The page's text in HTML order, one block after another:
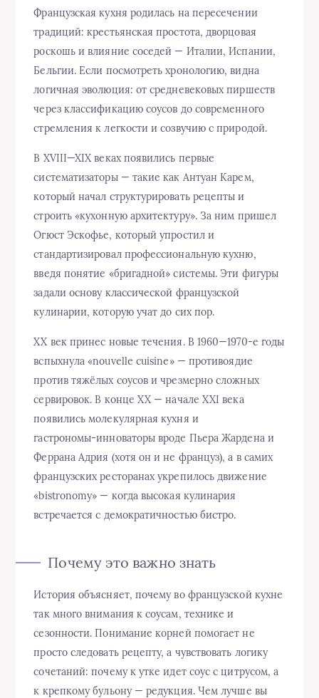
Французская кухня родилась на пересечении
традиций: крестьянская простота, дворцовая
роскошь и влияние соседей — Италии, Испании,
Бельгии. Если посмотреть хронологию, видна
логичная эволюция: от средневековых пиршеств
через классификацию соусов до современного
стремления к легкости и созвучию с природой.
В XVIII—XIX веках появились первые
систематизаторы — такие как Антуан Карем,
который начал структурировать рецепты и
строить «кухонную архитектуру». За ним пришел
Огюст Эскофье, который упростил и
стандартизировал профессиональную кухню,
введя понятие «бригадной» системы. Эти фигуры
задали основу классической французской
кулинарии, которую учат до сих пор.
XX век принес новые течения. В 1960—1970‑е годы
вспыхнула «nouvelle cuisine» — противоядие
против тяжёлых соусов и чрезмерно сложных
сервировок. В конце XX — начале XXI века
появились молекулярная кухня и
гастрономы‑инноваторы вроде Пьера Жардена и
Феррана Адрия (хотя он и не француз), а в самих
французских ресторанах укрепилось движение
«bistronomy» — когда высокая кулинария
встречается с демократичностью бистро.
Почему это важно знать
История объясняет, почему во французской кухне
так много внимания к соусам, технике и
сезонности. Понимание корней помогает не
просто следовать рецепту, а чувствовать логику
сочетаний: почему к утке идет соус с цитрусом, а
к крепкому бульону — редукция. Чем лучше вы